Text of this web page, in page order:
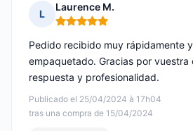
L
Laurence M.
Nota: 5 de 5
Publicado el 25/04/2024 à 17h04
tras una compra de 15/04/2024
Pedido recibido muy rápidamente
empaquetado. Gracias por
respuesta y profesionalidad.